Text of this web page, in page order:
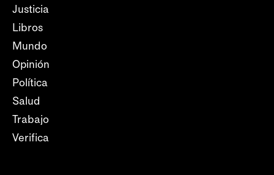
Justicia
Libros
Mundo
Opinión
Política
Salud
Trabajo
Verifica